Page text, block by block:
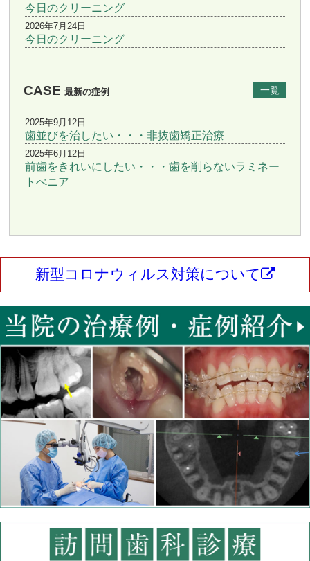
今日のクリーニング
2026年7月24日
今日のクリーニング
CASE 最新の症例 一覧
2025年9月12日
歯並びを治したい・・・非抜歯矯正治療
2025年6月12日
前歯をきれいにしたい・・・歯を削らないラミネー
トべニア
新型コロナウィルス対策について